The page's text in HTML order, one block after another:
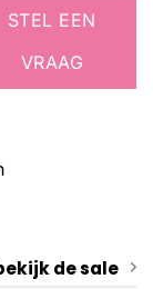
STEL EEN
VRAAG
de sale